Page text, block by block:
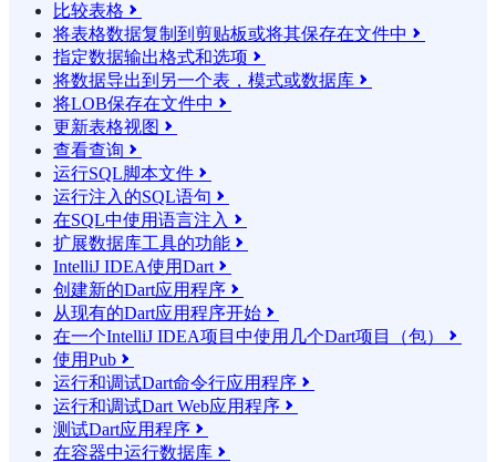
比较表格 
将表格数据复制到剪贴板或将其保存在文件中 
指定数据输出格式和选项 
将数据导出到另一个表，模式或数据库 
将LOB保存在文件中 
更新表格视图 
查看查询 
运行SQL脚本文件 
运行注入的SQL语句 
在SQL中使用语言注入 
扩展数据库工具的功能 
IntelliJ IDEA使用Dart 
创建新的Dart应用程序 
从现有的Dart应用程序开始 
在一个IntelliJ IDEA项目中使用几个Dart项目（包） 
使用Pub 
运行和调试Dart命令行应用程序 
运行和调试Dart Web应用程序 
测试Dart应用程序 
在容器中运行数据库 